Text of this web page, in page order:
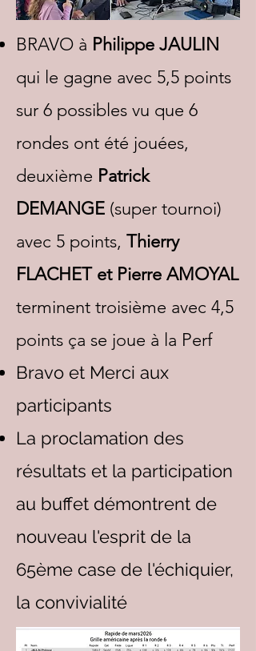
BRAVO à Philippe JAULIN
qui le gagne avec 5,5 points
sur 6 possibles vu que 6
rondes ont été jouées,
deuxième Patrick
DEMANGE (super tournoi)
avec 5 points, Thierry
FLACHET et Pierre AMOYAL
terminent troisième avec 4,5
points ça se joue à la Perf
Bravo et Merci aux
participants
La proclamation des
résultats et la participation
au buffet démontrent de
nouveau l'esprit de la
65ème case de l'échiquier,
la convivialité